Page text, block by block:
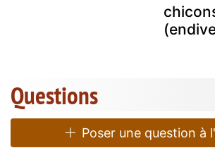
Questions
Poser une question à